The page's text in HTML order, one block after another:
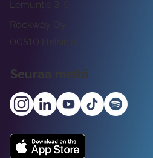
Rockway Oy
Lemuntie 3-5
00510 Helsinki
Seuraa meitä